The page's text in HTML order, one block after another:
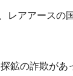
アアースの
鉱の詐欺があ